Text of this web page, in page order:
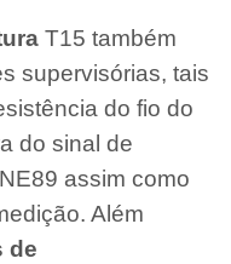
T15 também
supervisórias, tais
do fio do
do sinal de
assim como
Além
de